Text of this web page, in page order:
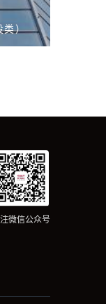
类）
微信公众号